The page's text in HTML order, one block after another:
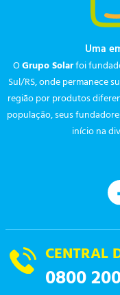
Uma
OGrupo Solarfoi
Sul/RS, onde permanece
região por produtos
população, seus
início na
CENTRAL
0800